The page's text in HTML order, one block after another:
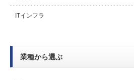
ITインフラ
業種から選ぶ